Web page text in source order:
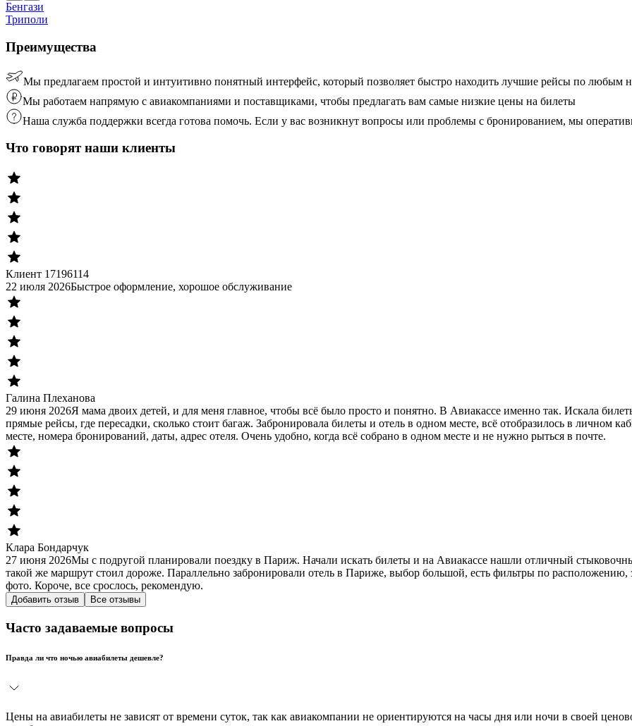
Бенгази
Триполи
Преимущества
Мы предлагаем простой и интуитивно понятный интерфейс, который позволяет быстро находить лучшие рейсы по любым
Мы работаем напрямую с авиакомпаниями и поставщиками, чтобы предлагать вам самые низкие цены на билеты
Наша служба поддержки всегда готова помочь. Если у вас возникнут вопросы или проблемы с бронированием, мы
Что говорят наши клиенты
Клиент 17196114
22 июля 2026Быстрое оформление, хорошое обслуживание
Галина Плеханова
29 июня 2026Я мама двоих детей, и для меня главное, чтобы всё было просто и понятно. В Авиакассе именно так. Искала
прямые рейсы, где пересадки, сколько стоит багаж. Забронировала билеты и отель в одном месте, всё отобразилось в личном
месте, номера бронирований, даты, адрес отеля. Очень удобно, когда всё собрано в одном месте и не нужно рыться в почте.
Клара Бондарчук
27 июня 2026Мы с подругой планировали поездку в Париж. Начали искать билеты и на Авиакассе нашли отличный
такой же маршрут стоил дороже. Параллельно забронировали отель в Париже, выбор большой, есть фильтры по расположению,
фото. Короче, все срослось, рекомендую.
Добавить отзыв Все отзывы
Часто задаваемые вопросы
Правда ли что ночью авиабилеты дешевле?
Цены на авиабилеты не зависят от времени суток, так как авиакомпании не ориентируются на часы дня или ночи в своей